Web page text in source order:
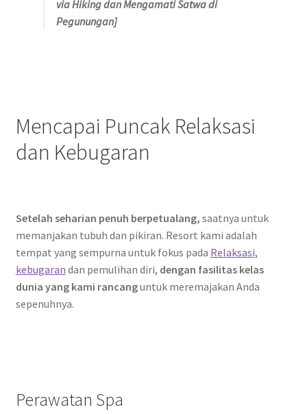
via Hiking dan Mengamati Satwa di
Pegunungan]
Mencapai Puncak Relaksasi
dan Kebugaran
Setelah seharian penuh berpetualang, saatnya untuk
memanjakan tubuh dan pikiran. Resort kami adalah
tempat yang sempurna untuk fokus pada Relaksasi,
kebugaran dan pemulihan diri, dengan fasilitas kelas
dunia yang kami rancanguntuk meremajakan Anda
sepenuhnya.
Perawatan Spa